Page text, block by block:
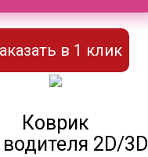
в 1 клик
Коврик
2D/3D